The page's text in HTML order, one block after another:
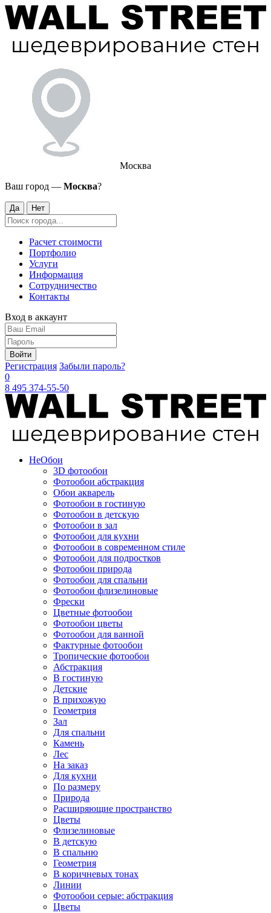
Москва
Ваш город — Москва?
Да Нет
Расчет стоимости
Портфолио
Услуги
Информация
Сотрудничество
Контакты
Вход в аккаунт
Войти
Регистрация Забыли пароль?
0
8 495 374-55-50
НеОбои
3D фотообои
Фотообои абстракция
Обои акварель
Фотообои в гостиную
Фотообои в детскую
Фотообои в зал
Фотообои для кухни
Фотообои в современном стиле
Фотообои для подростков
Фотообои природа
Фотообои для спальни
Фотообои флизелиновые
Фрески
Цветные фотообои
Фотообои цветы
Фотообои для ванной
Фактурные фотообои
Тропические фотообои
Абстракция
В гостиную
Детские
В прихожую
Геометрия
Зал
Для спальни
Камень
Лес
На заказ
Для кухни
По размеру
Природа
Расширяющие пространство
Цветы
Флизелиновые
В детскую
В спальню
Геометрия
В коричневых тонах
Линии
Фотообои серые: абстракция
Цветы